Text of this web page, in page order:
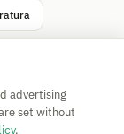
Cookies
advertising
set without
.